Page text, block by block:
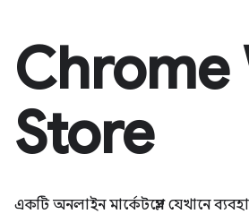
Chrome
Store
একটি অনলাইন মার্কেটপ্লেস যেখানে